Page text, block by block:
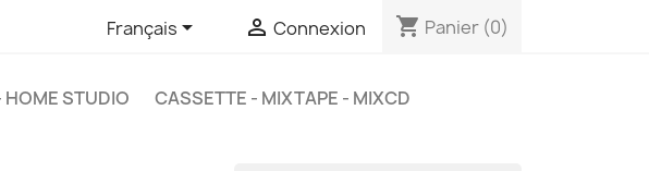
Français  Connexion shopping_cart Panier (0)
HOME STUDIO CASSETTE - MIXTAPE - MIXCD